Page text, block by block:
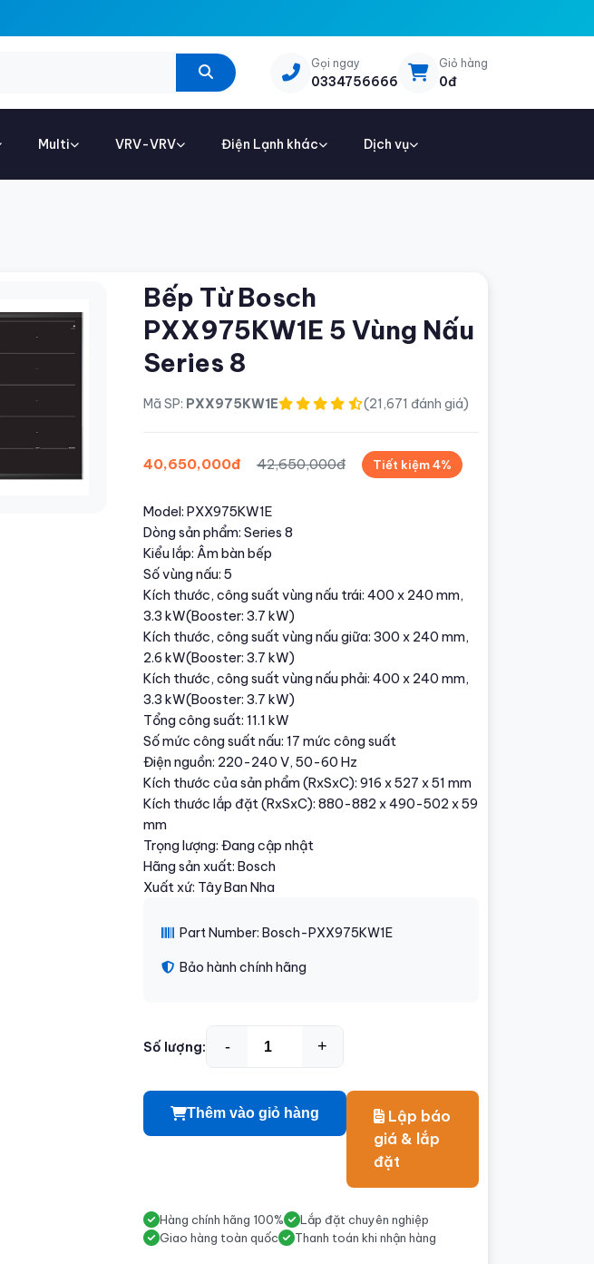
Gọi ngay
0334756666
Giỏ hàng
0đ
Multi VRV-VRV Điện Lạnh khác Dịch vụ
Bếp Từ Bosch
PXX975KW1E 5 Vùng Nấu
Series 8
Mã SP: PXX975KW1E (21,671 đánh giá)
40,650,000đ 42,650,000đ Tiết kiệm 4%
Model: PXX975KW1E
Dòng sản phẩm: Series 8
Kiểu lắp: Âm bàn bếp
Số vùng nấu: 5
Kích thước, công suất vùng nấu trái: 400 x 240 mm,
3.3 kW(Booster: 3.7 kW)
Kích thước, công suất vùng nấu giữa: 300 x 240 mm,
2.6 kW(Booster: 3.7 kW)
Kích thước, công suất vùng nấu phải: 400 x 240 mm,
3.3 kW(Booster: 3.7 kW)
Tổng công suất: 11.1 kW
Số mức công suất nấu: 17 mức công suất
Điện nguồn: 220-240 V, 50-60 Hz
Kích thước của sản phẩm (RxSxC): 916 x 527 x 51 mm
Kích thước lắp đặt (RxSxC): 880-882 x 490-502 x 59
mm
Trọng lượng: Đang cập nhật
Hãng sản xuất: Bosch
Xuất xứ: Tây Ban Nha
Part Number: Bosch-PXX975KW1E
Bảo hành chính hãng
Số lượng: - +
Thêm vào giỏ hàng
Lập báo
giá & lắp
đặt
Hàng chính hãng 100%
Lắp đặt chuyên nghiệp
Giao hàng toàn quốc
Thanh toán khi nhận hàng